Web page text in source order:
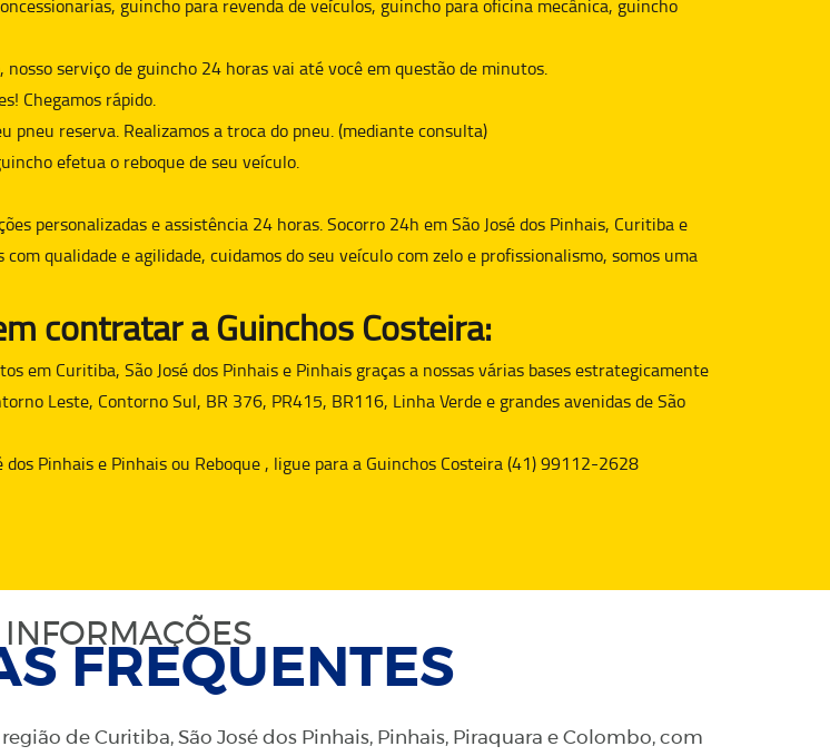
guincho para revenda de veículos, guincho para oficina mecânica, guincho
serviço de guincho 24 horas vai até você em questão de minutos.
Chegamos rápido.
pneu reserva. Realizamos a troca do pneu. (mediante consulta)
efetua o reboque de seu veículo.
personalizadas e assistência 24 horas. Socorro 24h em São José dos Pinhais, Curitiba e
qualidade e agilidade, cuidamos do seu veículo com zelo e profissionalismo, somos uma
contratar a Guinchos Costeira:
em Curitiba, São José dos Pinhais e Pinhais graças a nossas várias bases estrategicamente
Leste, Contorno Sul, BR 376, PR415, BR116, Linha Verde e grandes avenidas de São
dos Pinhais e Pinhais ou Reboque , ligue para a Guinchos Costeira (41) 99112-2628
INFORMAÇÕES
FREQUENTES
de Curitiba, São José dos Pinhais, Pinhais, Piraquara e Colombo, com